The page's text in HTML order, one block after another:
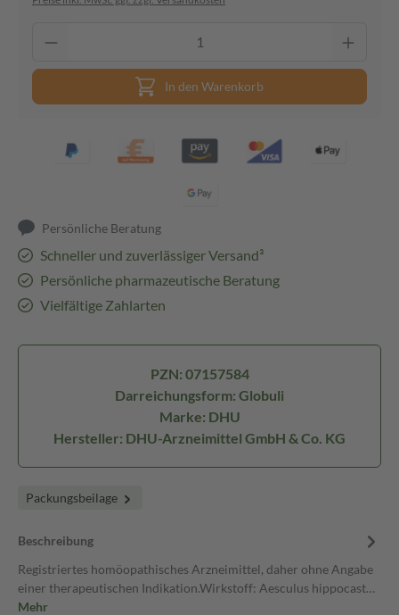
In den Warenkorb
Persönliche Beratung
Schneller und zuverlässiger Versand³
Persönliche pharmazeutische Beratung
Vielfältige Zahlarten
PZN: 07157584
Darreichungsform: Globuli
Marke: DHU
Hersteller: DHU-Arzneimittel GmbH & Co. KG
Packungsbeilage
Beschreibung
Registriertes homöopathisches Arzneimittel, daher ohne Angabe
einer therapeutischen Indikation.Wirkstoff: Aesculus hippocast…
Mehr